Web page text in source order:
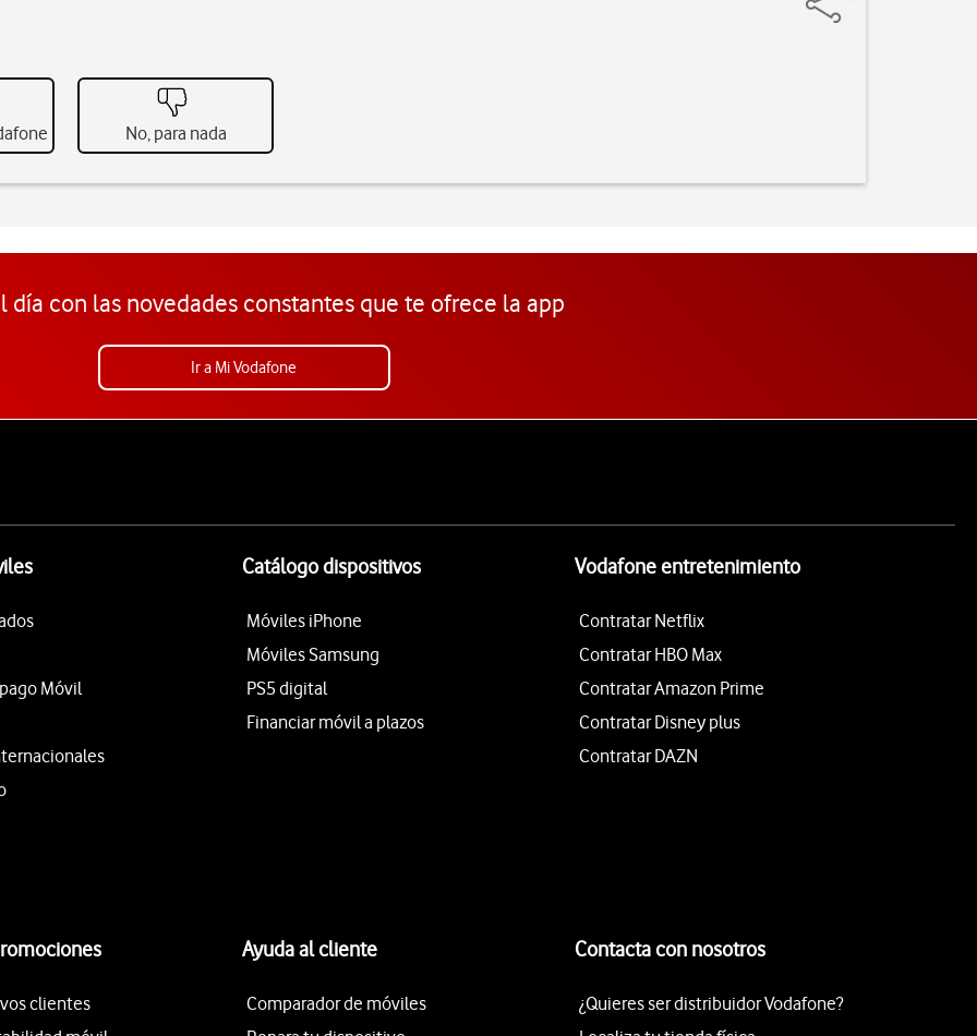
No, para nada
día con las novedades constantes que te ofrece la app
Ir a Mi Vodafone
Móvil
Catálogo dispositivos
Móviles iPhone
Móviles Samsung
PS5 digital
Financiar móvil a plazos
Vodafone entretenimiento
Contratar Netflix
Contratar HBO Max
Contratar Amazon Prime
Contratar Disney plus
Contratar DAZN
clientes
Ayuda al cliente
Comparador de móviles
Contacta con nosotros
¿Quieres ser distribuidor Vodafone?